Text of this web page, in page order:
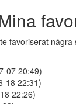
favoriserat
07 20:49)
18 22:31)
22:26)